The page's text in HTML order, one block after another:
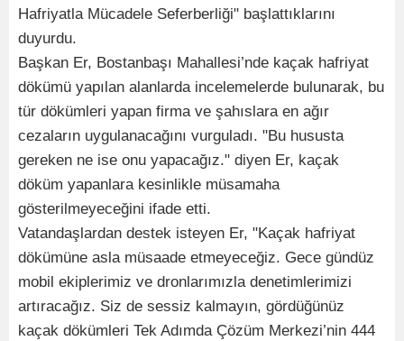
Hafriyatla Mücadele Seferberliği" başlattıklarını
duyurdu.
Başkan Er, Bostanbaşı Mahallesi’nde kaçak hafriyat
dökümü yapılan alanlarda incelemelerde bulunarak, bu
tür dökümleri yapan firma ve şahıslara en ağır
cezaların uygulanacağını vurguladı. "Bu hususta
gereken ne ise onu yapacağız." diyen Er, kaçak
döküm yapanlara kesinlikle müsamaha
gösterilmeyeceğini ifade etti.
Vatandaşlardan destek isteyen Er, "Kaçak hafriyat
dökümüne asla müsaade etmeyeceğiz. Gece gündüz
mobil ekiplerimiz ve dronlarımızla denetimlerimizi
artıracağız. Siz de sessiz kalmayın, gördüğünüz
kaçak dökümleri Tek Adımda Çözüm Merkezi’nin 444